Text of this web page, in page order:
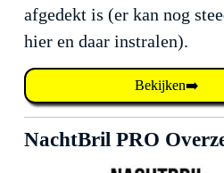
afgedekt is (er kan nog
hier en daar instralen).
Bekijken➡️
NachtBril PRO